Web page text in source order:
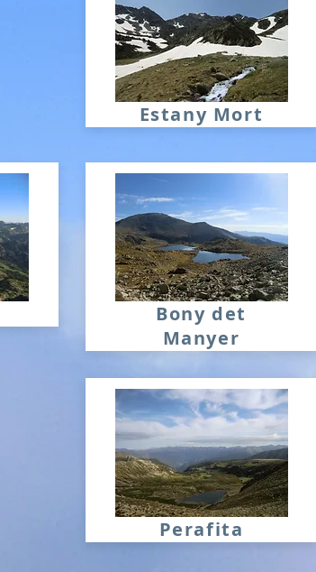
Estany Mort
Bony det
Manyer
Perafita